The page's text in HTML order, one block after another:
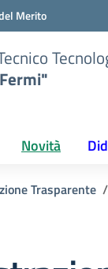
Merito
Novità
Trasparente